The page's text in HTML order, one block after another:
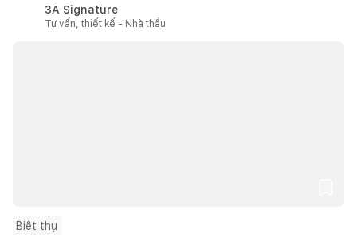
3A Signature
Tư vấn, thiết kế - Nhà thầu
Biệt thự